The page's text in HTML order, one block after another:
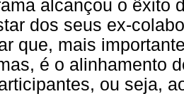
alcançou o êxito
dos seus ex-
que, mais
é o alinhamento
ou seja,